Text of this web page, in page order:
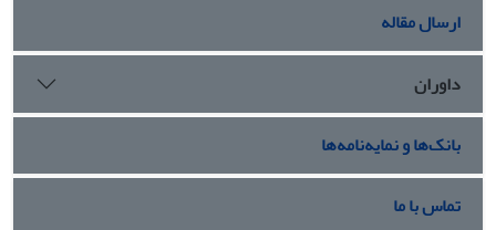
ارسال مقاله
داوران
بانک‌ها و نمایه‌نامه‌ها
تماس با ما